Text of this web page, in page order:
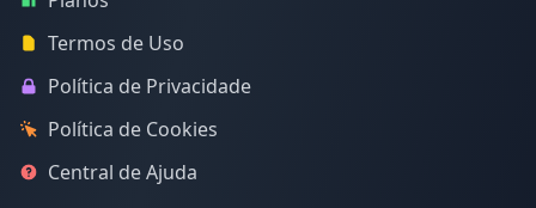
Termos de Uso
Política de Privacidade
Política de Cookies
Central de Ajuda